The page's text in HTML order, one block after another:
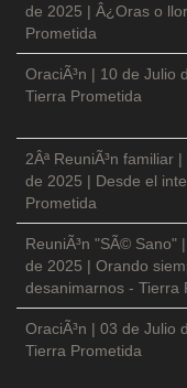
de 2025 | Â¿Oras o
Prometida
OraciÃ³n | 10 de Julio
Tierra Prometida
2Âª ReuniÃ³n familiar
de 2025 | Desde el
Prometida
ReuniÃ³n "SÃ© Sano"
de 2025 | Orando
desanimarnos - Tierra
OraciÃ³n | 03 de Julio
Tierra Prometida